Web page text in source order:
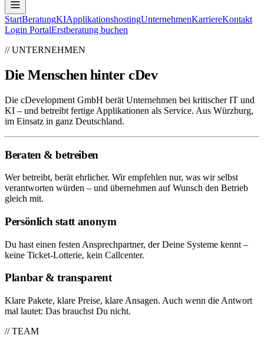
StartBeratungKIApplikationshostingUnternehmenKarriereKontakt
Login PortalErstberatung buchen
// UNTERNEHMEN
Die Menschen hinter cDev
Die cDevelopment GmbH berät Unternehmen bei kritischer IT und
KI – und betreibt fertige Applikationen als Service. Aus Würzburg,
im Einsatz in ganz Deutschland.
Beraten & betreiben
Wer betreibt, berät ehrlicher. Wir empfehlen nur, was wir selbst
verantworten würden – und übernehmen auf Wunsch den Betrieb
gleich mit.
Persönlich statt anonym
Du hast einen festen Ansprechpartner, der Deine Systeme kennt –
keine Ticket-Lotterie, kein Callcenter.
Planbar & transparent
Klare Pakete, klare Preise, klare Ansagen. Auch wenn die Antwort
mal lautet: Das brauchst Du nicht.
// TEAM